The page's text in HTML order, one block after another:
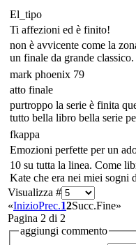
El_tipo
Ti affezioni ed è finito!
non è avvicente come la
un finale da grande
mark phoenix 79
atto finale
purtroppo la serie è finita
tutto bella libro bella serie
fkappa
Emozioni perfette per un
10 su tutta la linea. Come
Kate che era nei miei sogni
Visualizza #
«InizioPrec.12Succ.Fine»
Pagina 2 di 2
aggiungi commento